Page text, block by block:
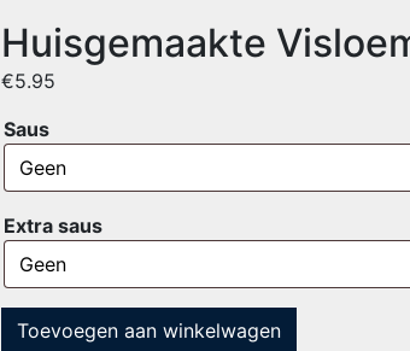
Huisgemaakte
€5.95
Saus
Extra saus
Toevoegen aan winkelwagen